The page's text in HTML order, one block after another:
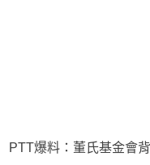
PTT爆料：董氏基金會